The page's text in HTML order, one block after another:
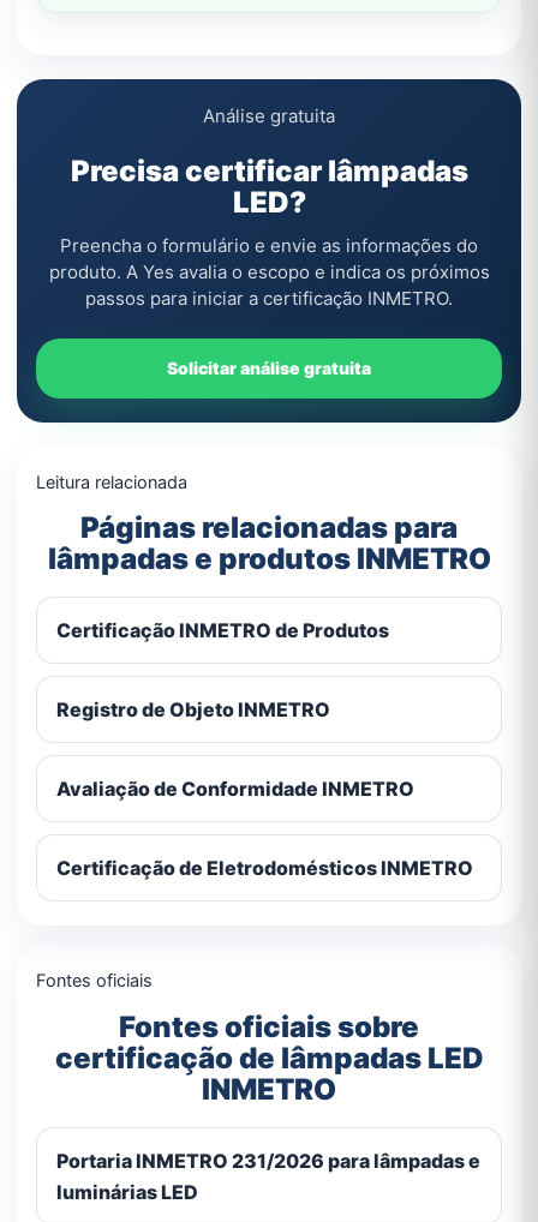
Análise gratuita
Precisa certificar lâmpadas
LED?
Preencha o formulário e envie as informações do
produto. A Yes avalia o escopo e indica os próximos
passos para iniciar a certificação INMETRO.
Solicitar análise gratuita
Leitura relacionada
Páginas relacionadas para
lâmpadas e produtos INMETRO
Certificação INMETRO de Produtos
Registro de Objeto INMETRO
Avaliação de Conformidade INMETRO
Certificação de Eletrodomésticos INMETRO
Fontes oficiais
Fontes oficiais sobre
certificação de lâmpadas LED
INMETRO
Portaria INMETRO 231/2026 para lâmpadas e
luminárias LED